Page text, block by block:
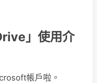
」使用介
帳戶啦。